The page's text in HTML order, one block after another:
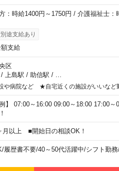
：時給1400円～1750円 / 介護福祉士
途支給あり
支給
区
/ 上島駅 / 助信駅 /
や病院など ★自宅近くの施設がいいなど
例】 07:00～16:00 09:00～18:00 17:00
月以上 ■開始日の相談OK！
/履歴書不要/40～50代活躍中/シフト勤務